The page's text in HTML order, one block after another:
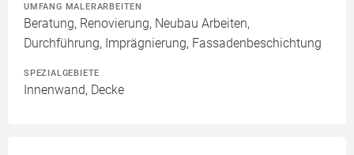
UMFANG MALERARBEITEN
Beratung, Renovierung, Neubau Arbeiten,
Durchführung, Imprägnierung, Fassadenbeschichtung
SPEZIALGEBIETE
Innenwand, Decke